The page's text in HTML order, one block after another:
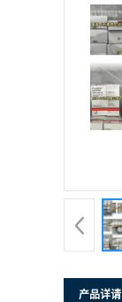
产品详请